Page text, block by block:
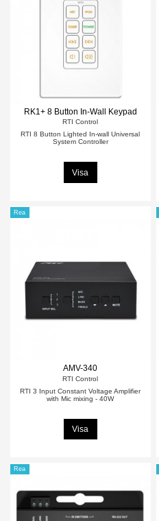
RK1+ 8 Button In-Wall Keypad
RTI Control
RTI 8 Button Lighted In-wall Universal
System Controller
Visa
Rea
AMV-340
RTI Control
RTI 3 Input Constant Voltage Amplifier
with Mic mixing - 40W
Visa
Rea